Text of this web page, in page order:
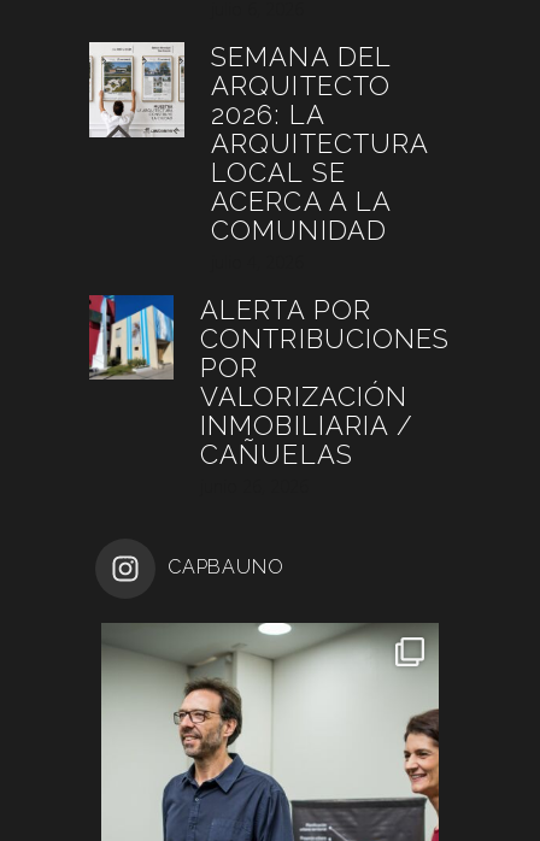
SEMANA DEL
ARQUITECTO
2026: LA
ARQUITECTURA
LOCAL SE
ACERCA A LA
COMUNIDAD
ALERTA POR
CONTRIBUCIONES
POR
VALORIZACIÓN
INMOBILIARIA /
CAÑUELAS
CAPBAUNO